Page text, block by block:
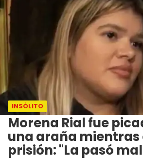
INSÓLITO
Morena Rial fue
una araña mientras
prisión: "La pasó